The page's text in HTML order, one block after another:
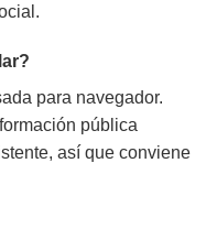
para navegador.
pública
así que conviene